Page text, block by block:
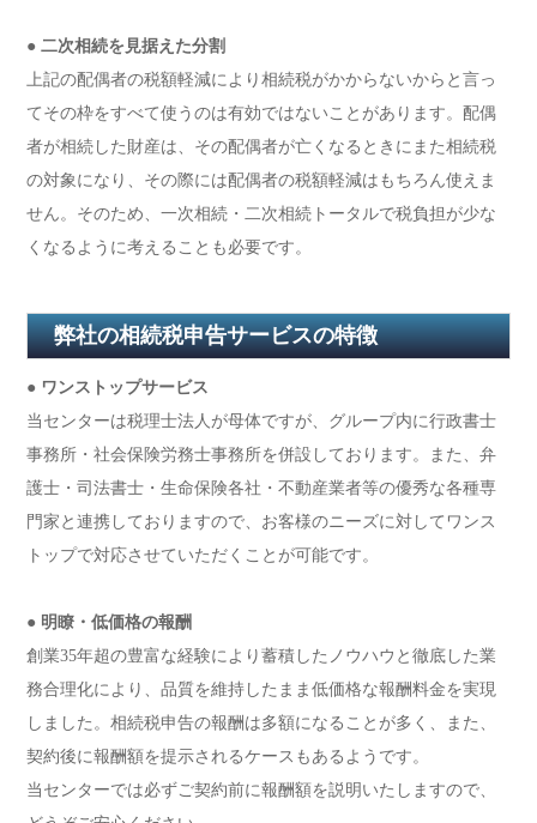
● 二次相続を見据えた分割
上記の配偶者の税額軽減により相続税がかからないからと言っ
てその枠をすべて使うのは有効ではないことがあります。配偶
者が相続した財産は、その配偶者が亡くなるときにまた相続税
の対象になり、その際には配偶者の税額軽減はもちろん使えま
せん。そのため、一次相続・二次相続トータルで税負担が少な
くなるように考えることも必要です。
弊社の相続税申告サービスの特徴
● ワンストップサービス
当センターは税理士法人が母体ですが、グループ内に行政書士
事務所・社会保険労務士事務所を併設しております。また、弁
護士・司法書士・生命保険各社・不動産業者等の優秀な各種専
門家と連携しておりますので、お客様のニーズに対してワンス
トップで対応させていただくことが可能です。
● 明瞭・低価格の報酬
創業35年超の豊富な経験により蓄積したノウハウと徹底した業
務合理化により、品質を維持したまま低価格な報酬料金を実現
しました。相続税申告の報酬は多額になることが多く、また、
契約後に報酬額を提示されるケースもあるようです。
当センターでは必ずご契約前に報酬額を説明いたしますので、